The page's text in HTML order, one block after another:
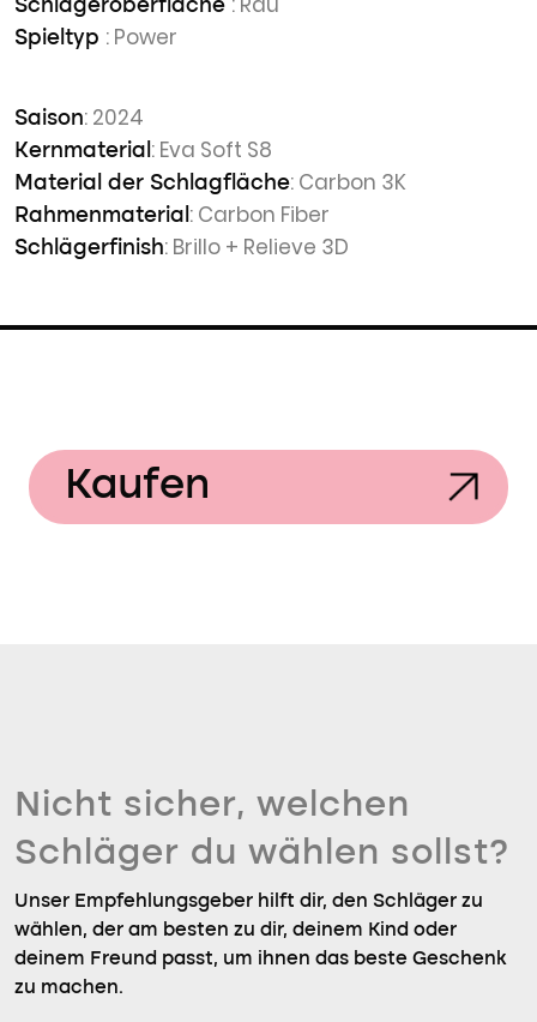
Schlägeroberfläche
Spieltyp : Power
Saison: 2024
Kernmaterial : Eva Soft S8
Material der Schlagfläche: Carbon 3K
Rahmenmaterial : Carbon Fiber
Schlägerfinish: Brillo + Relieve 3D
Kaufen
Nicht sicher, welchen
Schläger du wählen sollst?
Unser Empfehlungsgeber hilft dir, den Schläger zu
wählen, der am besten zu dir, deinem Kind oder
deinem Freund passt, um ihnen das beste Geschenk
zu machen.